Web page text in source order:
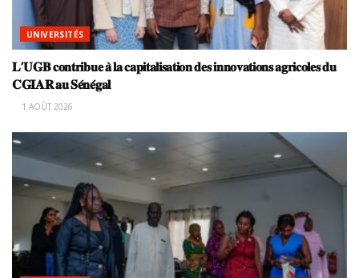
UNIVERSITÉS
𝐋’𝐔𝐆𝐁 𝐜𝐨𝐧𝐭𝐫𝐢𝐛𝐮𝐞 𝐚̀ 𝐥𝐚 𝐜𝐚𝐩𝐢𝐭𝐚𝐥𝐢𝐬𝐚𝐭𝐢𝐨𝐧 𝐝𝐞𝐬 𝐢𝐧𝐧𝐨𝐯𝐚𝐭𝐢𝐨𝐧𝐬 𝐚𝐠𝐫𝐢𝐜𝐨𝐥𝐞𝐬 𝐝𝐮
𝐂𝐆𝐈𝐀𝐑 𝐚𝐮 𝐒𝐞́𝐧𝐞́𝐠𝐚𝐥
1 AOÛT 2026